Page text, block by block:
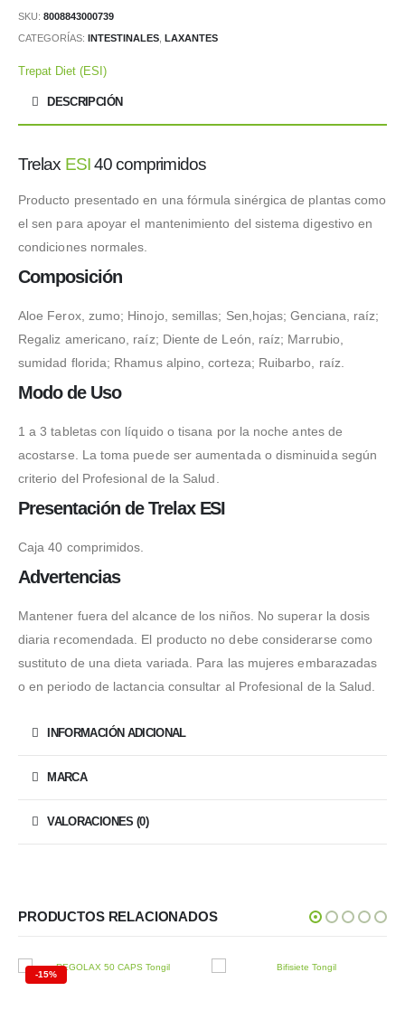
7.99 €.5.59 €.
SKU: 8008843000739
CATEGORÍAS: INTESTINALES LAXANTES
Trepat Diet (ESI)
DESCRIPCIÓN
Trelax ESI40 comprimidos
Producto presentado en una fórmula sinérgica de plantas como
el sen para apoyar el mantenimiento del sistema digestivo en
condiciones normales.
Composición
Aloe Ferox, zumo; Hinojo, semillas; Sen,hojas; Genciana, raíz;
Regaliz americano, raíz; Diente de León, raíz; Marrubio,
sumidad florida; Rhamus alpino, corteza; Ruibarbo, raíz.
Modo de Uso
1 a 3 tabletas con líquido o tisana por la noche antes de
acostarse. La toma puede ser aumentada o disminuida según
criterio del Profesional de la Salud.
Presentación de Trelax ESI
Caja 40 comprimidos.
Advertencias
Mantener fuera del alcance de los niños. No superar la dosis
diaria recomendada. El producto no debe considerarse como
sustituto de una dieta variada. Para las mujeres embarazadas
o en periodo de lactancia consultar al Profesional de la Salud.
INFORMACIÓN ADICIONAL
MARCA
VALORACIONES (0)
PRODUCTOS RELACIONADOS